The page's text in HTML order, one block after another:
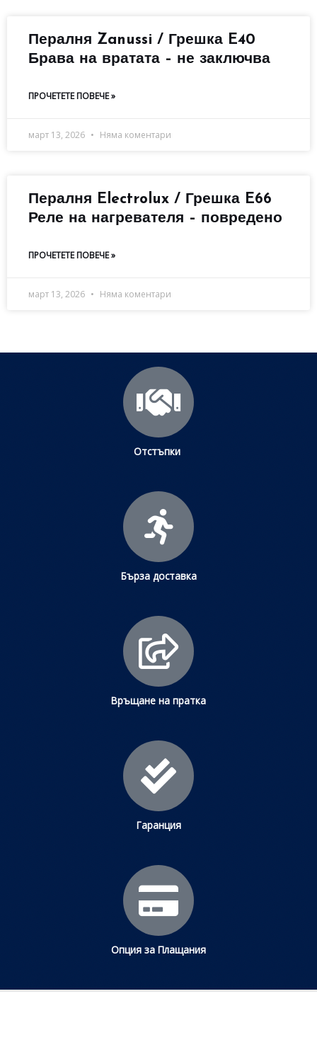
Пералня Zanussi / Грешка E40
Брава на вратата – не заключва
ПРОЧЕТЕТЕ ПОВЕЧЕ »
март 13, 2026 Няма коментари
Пералня Electrolux / Грешка E66
Реле на нагревателя – повредено
ПРОЧЕТЕТЕ ПОВЕЧЕ »
март 13, 2026 Няма коментари
Отстъпки
Бърза доставка
Връщане на пратка
Гаранция
Опция за Плащания